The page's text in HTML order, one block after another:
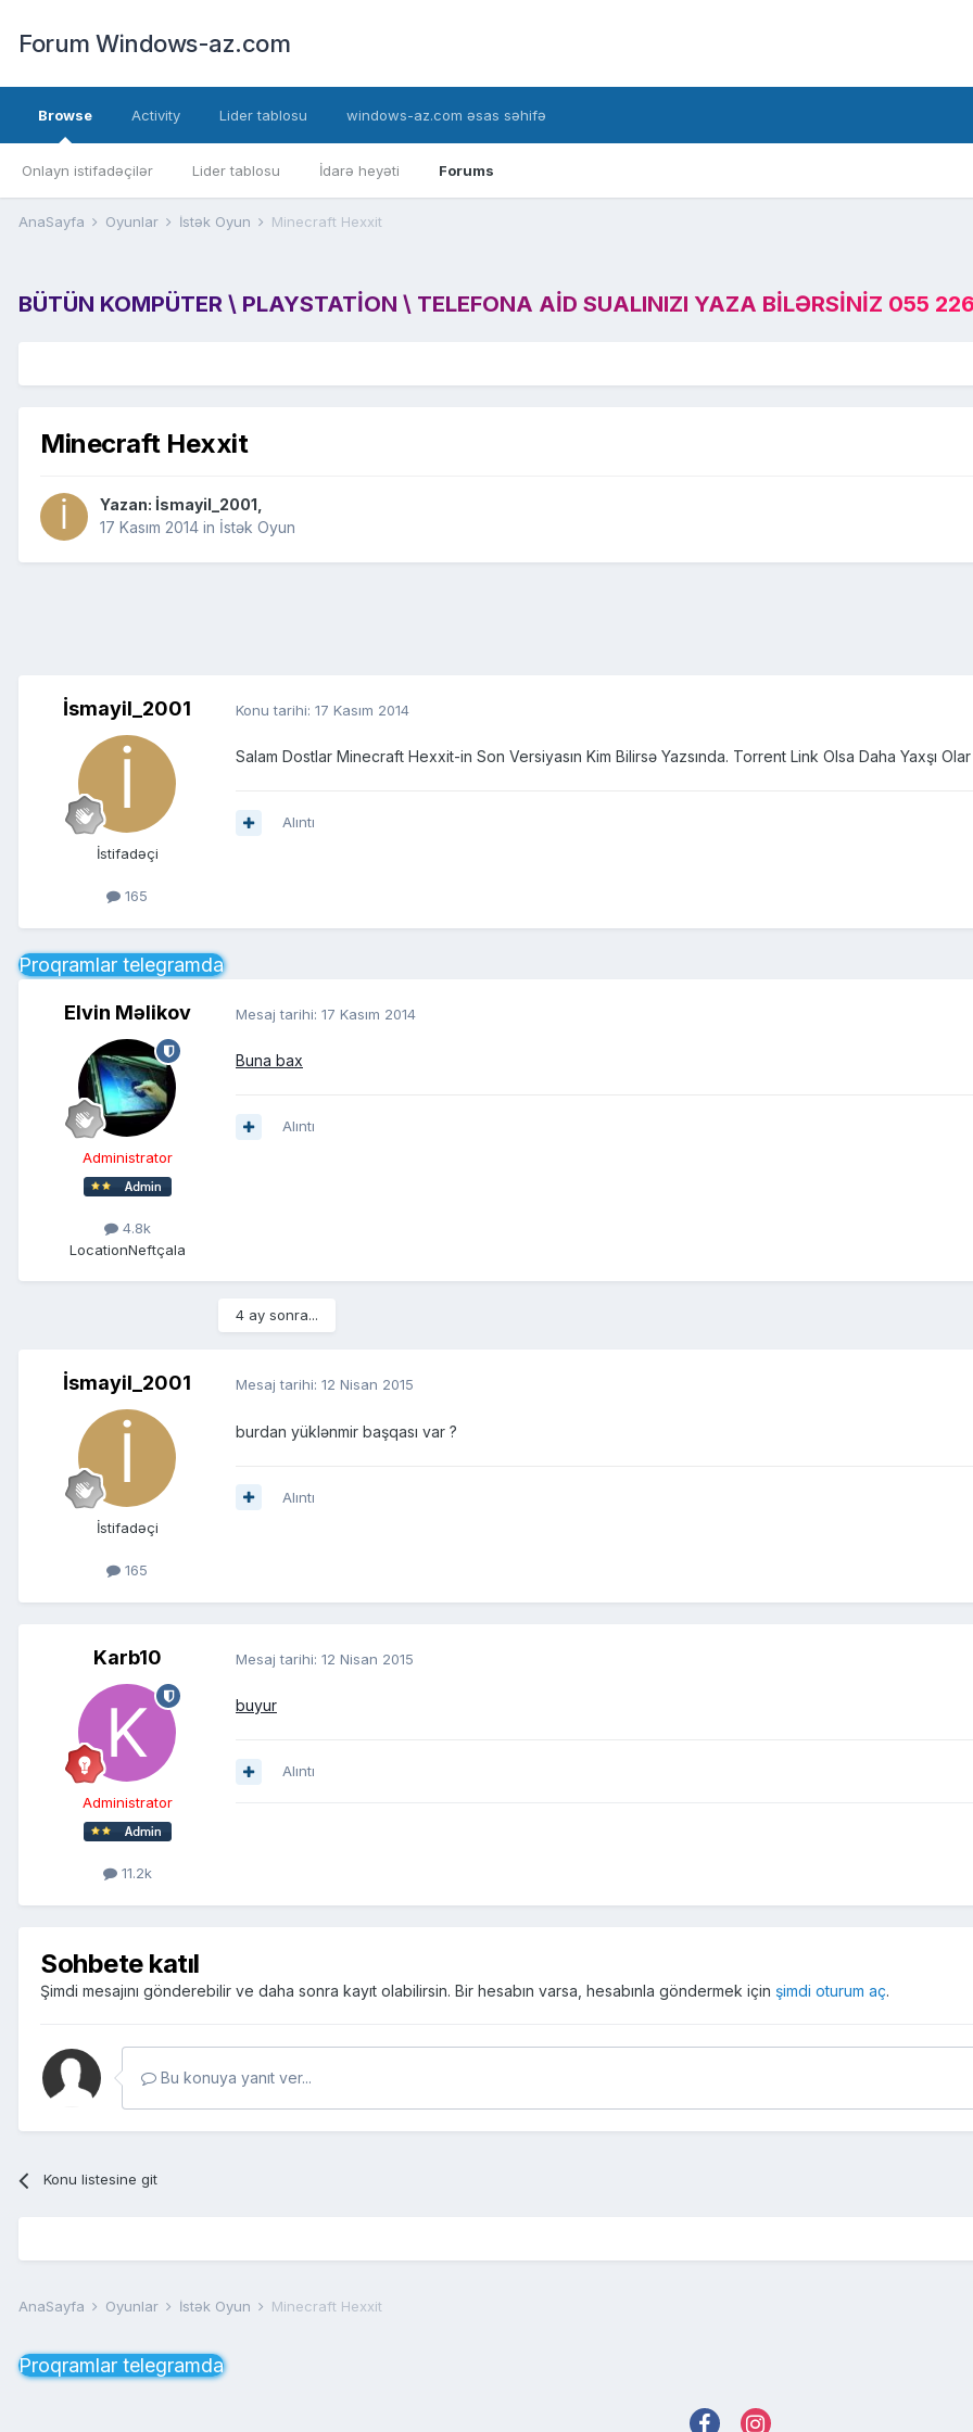
Forum Windows-az.com
Browse
Onlayn istifadəçilər Lider tablosu İdarə heyəti Forums
Activity Lider tablosu windows-az.com əsas səhifə
AnaSayfa Oyunlar İstək Oyun Minecraft Hexxit
BÜTÜN KOMPÜTER \ PLAYSTATION \ TELEFONA AID SUALINIZI YAZA BILƏRSINIZ 055
Minecraft Hexxit
Yazan: İsmayil_2001
17 Kasım 2014 in İstək Oyun
İsmayil_2001
İstifadəçi
165
Konu tarihi: 17 Kasım 2014
Salam Dostlar Minecraft Hexxit-in Son Versiyasın Kim Bilirsə Yazsında. Torrent Link Olsa Daha Yaxşı Olar
Alıntı
Proqramlar telegramda
Elvin Məlikov
Administrator
4.8k
LocationNeftçala
Mesaj tarihi: 17 Kasım 2014
Buna bax
Alıntı
4 ay sonra...
İsmayil_2001
İstifadəçi
165
Mesaj tarihi: 12 Nisan 2015
burdan yüklənmir başqası var ?
Alıntı
Karb10
Administrator
11.2k
Mesaj tarihi: 12 Nisan 2015
buyur
Alıntı
Sohbete katıl
Şimdi mesajını gönderebilir ve daha sonra kayıt olabilirsin. Bir hesabın varsa, hesabınla göndermek için şimdi oturum aç.
Bu konuya yanıt ver...
Konu listesine git
AnaSayfa Oyunlar İstək Oyun Minecraft Hexxit
Proqramlar telegramda